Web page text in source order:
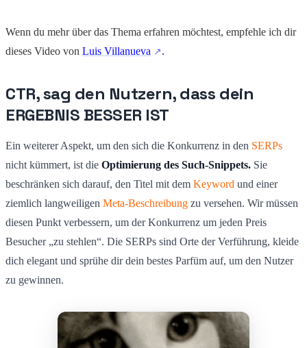
Wenn du mehr über das Thema erfahren möchtest, empfehle ich dir
dieses Video von Luis Villanueva .
CTR, sag den Nutzern, dass dein
ERGEBNIS BESSER IST
Ein weiterer Aspekt, um den sich die Konkurrenz in den SERPs
nicht kümmert, ist die Optimierung des Such-Snippets. Sie
beschränken sich darauf, den Titel mit dem Keyword und einer
ziemlich langweiligen Meta-Beschreibung zu versehen. Wir müssen
diesen Punkt verbessern, um der Konkurrenz um jeden Preis
Besucher „zu stehlen“. Die SERPs sind Orte der Verführung, kleide
dich elegant und sprühe dir dein bestes Parfüm auf, um den Nutzer
zu gewinnen.